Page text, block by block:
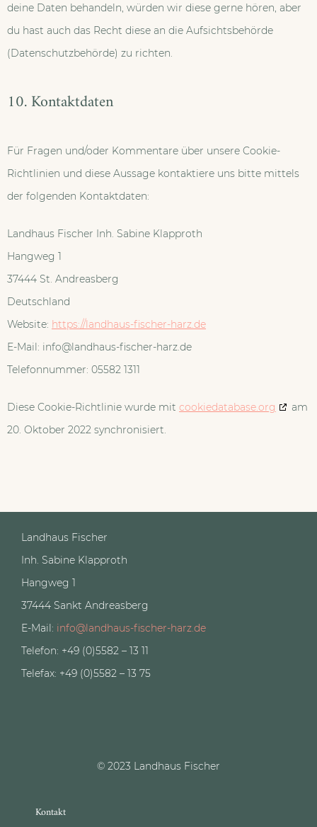
deine Daten behandeln, würden wir diese gerne hören, aber
du hast auch das Recht diese an die Aufsichtsbehörde
(Datenschutzbehörde) zu richten.
10. Kontaktdaten
Für Fragen und/oder Kommentare über unsere Cookie-
Richtlinien und diese Aussage kontaktiere uns bitte mittels
der folgenden Kontaktdaten:
Landhaus Fischer Inh. Sabine Klapproth
Hangweg 1
37444 St. Andreasberg
Deutschland
Website: https://landhaus-fischer-harz.de
E-Mail: info@landhaus-fischer-harz.de
Telefonnummer: 05582 1311
Diese Cookie-Richtlinie wurde mit cookiedatabase.org
am
20. Oktober 2022 synchronisiert.
Landhaus Fischer
Inh. Sabine Klapproth
Hangweg 1
37444 Sankt Andreasberg
E-Mail: info@landhaus-fischer-harz.de
Telefon: +49 (0)5582 – 13 11
Telefax: +49 (0)5582 – 13 75
© 2023 Landhaus Fischer
Kontakt